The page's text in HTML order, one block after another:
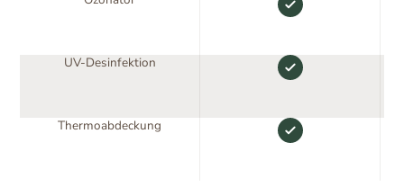
UV-Desinfektion
Thermoabdeckung